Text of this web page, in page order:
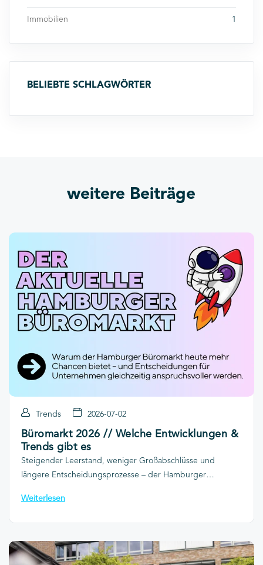
Immobilien 1
BELIEBTE SCHLAGWÖRTER
weitere Beiträge
Trends 2026-07-02
Büromarkt 2026 // Welche Entwicklungen &
Trends gibt es
Steigender Leerstand, weniger Großabschlüsse und
längere Entscheidungsprozesse – der Hamburger
das für Unternehmen auf Büroflächensuche? Wir ordnen
Weiterlesen